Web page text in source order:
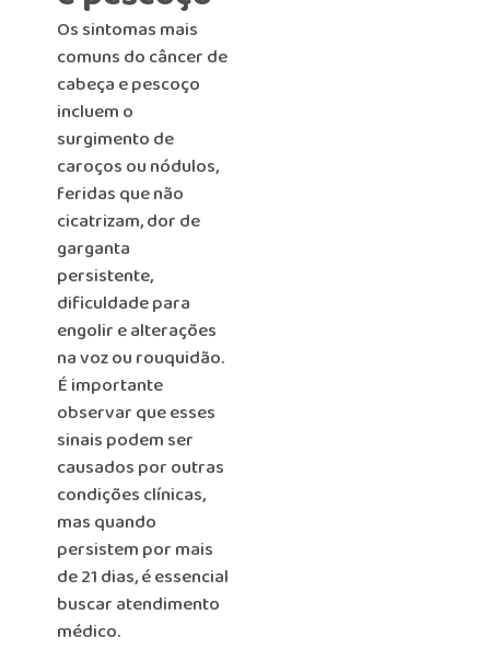
Os sintomas mais
comuns do câncer de
cabeça e pescoço
incluem o
surgimento de
caroços ou nódulos,
feridas que não
cicatrizam, dor de
garganta
persistente,
dificuldade para
engolir e alterações
na voz ou rouquidão.
É importante
observar que esses
sinais podem ser
causados por outras
condições clínicas,
mas quando
persistem por mais
de 21 dias, é essencial
buscar atendimento
médico.